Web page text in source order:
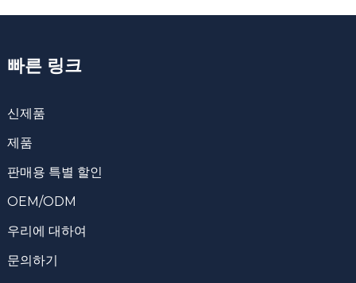
빠른 링크
신제품
제품
판매용 특별 할인
OEM/ODM
우리에 대하여
문의하기